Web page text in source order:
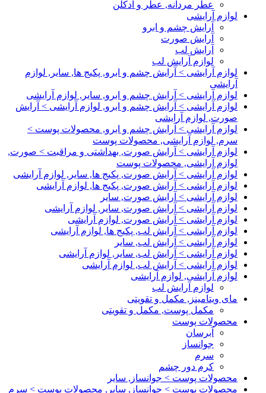
عطر مردانه, عطر و ادکلن
لوازم آرایشی
آرایش چشم و ابرو
آرایش صورت
آرایش لب
لوازم آرایش لب
لوازم آرایشی > آرایش چشم و ابرو, پکیج ها, سایر, لوازم
آرایشی
لوازم آرایشی > آرایش چشم و ابرو, سایر, لوازم آرایشی
لوازم آرایشی > آرایش چشم و ابرو, لوازم آرایشی > آرایش
صورت, لوازم آرایشی
لوازم آرایشی > آرایش چشم و ابرو, محصولات پوست >
سرم, لوازم آرایشی, محصولات پوست
لوازم آرایشی > آرایش صورت, بهداشتی و مراقبت > صورت,
لوازم آرایشی, محصولات پوست
لوازم آرایشی > آرایش صورت, پکیج ها, سایر, لوازم آرایشی
لوازم آرایشی > آرایش صورت, پکیج ها, لوازم آرایشی
لوازم آرایشی > آرایش صورت, سایر
لوازم آرایشی > آرایش صورت, سایر, لوازم آرایشی
لوازم آرایشی > آرایش صورت, لوازم آرایشی
لوازم آرایشی > آرایش لب, پکیج ها, لوازم آرایشی
لوازم آرایشی > آرایش لب, سایر
لوازم آرایشی > آرایش لب, سایر, لوازم آرایشی
لوازم آرایشی > آرایش لب, لوازم آرایشی
لوازم آرایشی, لوازم آرایشی
لوازم آرایش لب
مای ویتامینز, مکمل و تقویتی
مکمل پوست, مکمل و تقویتی
محصولات پوست
آبرسان
جوانساز
سرم
کرم دور چشم
محصولات پوست > جوانساز, سایر
محصولات پوست > جوانساز, سایر, محصولات پوست > سرم